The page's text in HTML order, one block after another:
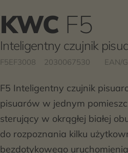
KWC F5
Inteligentny czujnik
F5EF3008 2030067530 EAN/
F5 Inteligentny czujnik
pisuarów w jednym
sterujący w okrągłej białej
do rozpoznania kilku
bezdotykowego